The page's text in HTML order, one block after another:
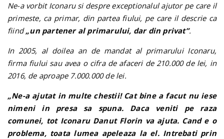
Ne-a vorbit Iconaru si despre exceptionalul ajutor pe care il
primeste, ca primar, din partea fiului, pe care il descrie ca
fiind„un partener al primarului, dar din privat”.
In 2005, al doilea an de mandat al primarului Iconaru,
firma fiului sau avea o cifra de afaceri de 210.000 de lei, in
2016, de aproape 7.000.000 de lei.
„Ne-a ajutat in multe chestii! Cat bine a facut nu iese
nimeni in presa sa spuna. Daca veniti pe raza
comunei, tot Iconaru Danut Florin va ajuta. Cand e o
problema, toata lumea apeleaza la el. Intrebati prin